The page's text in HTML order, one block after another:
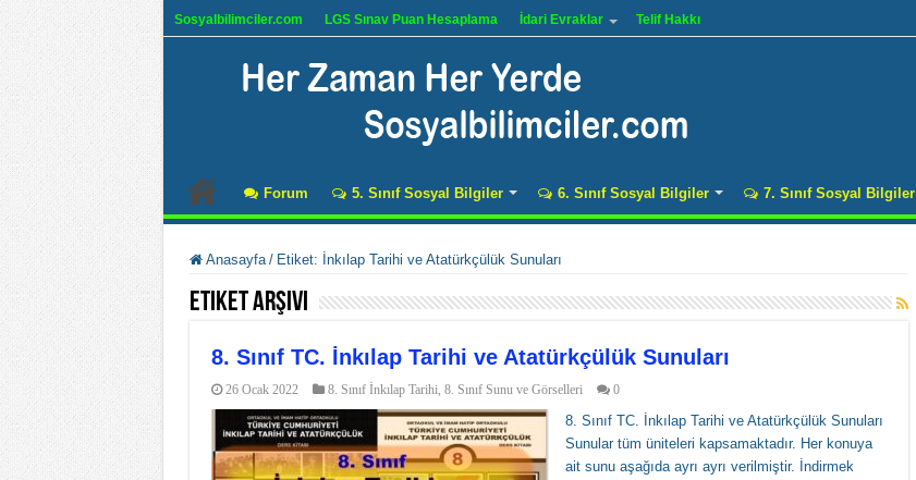
Sosyalbilimciler.com LGS Sınav Puan Hesaplama İdari Evraklar Telif Hakkı
Forum 5. Sınıf Sosyal Bilgiler 6. Sınıf Sosyal Bilgiler 7. Sınıf Sosyal Bilgiler
Anasayfa / Etiket: İnkılap Tarihi ve Atatürkçülük Sunuları
Etiket Arşivi
8. Sınıf TC. İnkılap Tarihi ve Atatürkçülük Sunuları
26 Ocak 2022 8. Sınıf İnkılap Tarihi, 8. Sınıf Sunu ve Görselleri 0
8. Sınıf TC. İnkılap Tarihi ve Atatürkçülük Sunuları
Sunular tüm üniteleri kapsamaktadır. Her konuya
ait sunu aşağıda ayrı ayrı verilmiştir. İndirmek